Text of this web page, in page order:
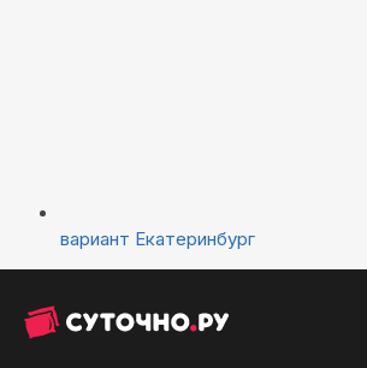
вариант Екатеринбург